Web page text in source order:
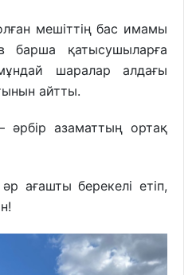
мешіттің бас имамы
барша қатысушыларға
шаралар алдағы
айтты.
әрбір азаматтың ортақ
ағашты берекелі етіп,